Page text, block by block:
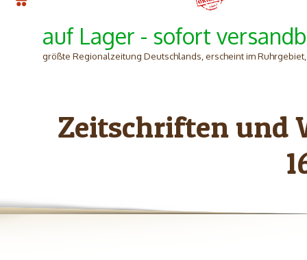
auf Lager - sofort
größte Regionalzeitung Deutschlands, erscheint im
Zeitschriften und